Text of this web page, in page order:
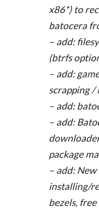
x86*) to
batocera
– add:
(btrfs
– add:
scrapping /
– add:
– add:
package
– add:
installing/
bezels,